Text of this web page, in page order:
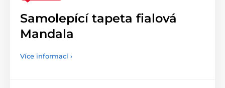
Samolepící tapeta fialová
Mandala
Více informací ›